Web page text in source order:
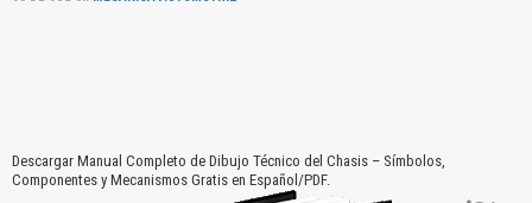
Descargar Manual Completo de Dibujo Técnico del Chasis – Símbolos,
Componentes y Mecanismos Gratis en Español/PDF.